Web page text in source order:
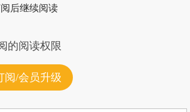
后继续阅读
的阅读权限
阅/会员升级